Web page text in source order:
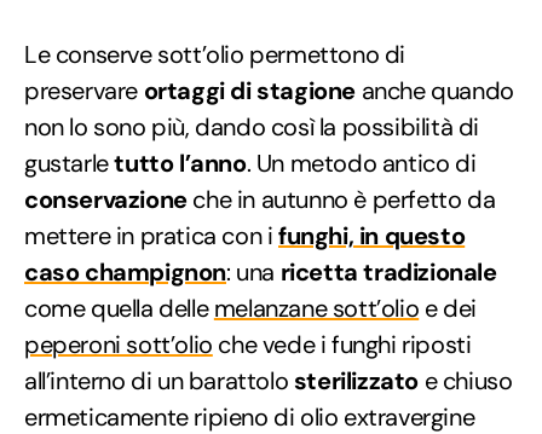
Le conserve sott’olio permettono di
preservare ortaggi di stagione anche quando
non lo sono più, dando così la possibilità di
gustarletutto l’anno. Un metodo antico di
conservazioneche in autunno è perfetto da
mettere in pratica con ifunghi, in questo
caso champignon: una ricetta tradizionale
come quella dellemelanzane sott’olio e dei
peperoni sott’olio che vede i funghi riposti
all’interno di un barattolo sterilizzato e chiuso
ermeticamente ripieno di olio extravergine